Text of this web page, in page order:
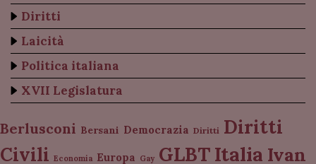
Diritti
Laicità
Politica italiana
XVII Legislatura
Berlusconi Bersani Democrazia Diritti Diritti
Civili Economia Europa Gay GLBT Italia Ivan